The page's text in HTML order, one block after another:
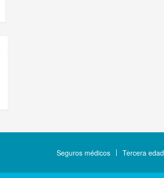
Seguros médicos Tercera edad